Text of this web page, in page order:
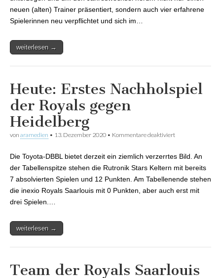
neuen (alten) Trainer präsentiert, sondern auch vier erfahrene
Spielerinnen neu verpflichtet und sich im…
weiterlesen →
Heute: Erstes Nachholspiel
der Royals gegen
Heidelberg
von aramedien • 13. Dezember 2020 • Kommentare deaktiviert
Heidelberg
Die Toyota-DBBL bietet derzeit ein ziemlich verzerrtes Bild. An
der Tabellenspitze stehen die Rutronik Stars Keltern mit bereits
7 absolvierten Spielen und 12 Punkten. Am Tabellenende stehen
die inexio Royals Saarlouis mit 0 Punkten, aber auch erst mit
drei Spielen.…
weiterlesen →
Team der Royals Saarlouis